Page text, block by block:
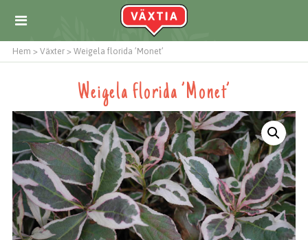
Hem > Växter > Weigela florida ’Monet’
Weigela florida ’Monet’